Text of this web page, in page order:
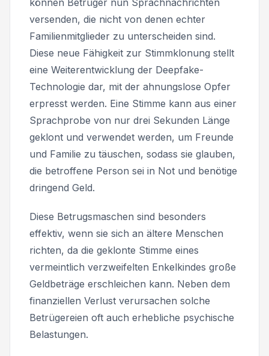
versenden, die nicht von denen echter
Familienmitglieder zu unterscheiden sind.
Diese neue Fähigkeit zur Stimmklonung stellt
eine Weiterentwicklung der Deepfake-
Technologie dar, mit der ahnungslose Opfer
erpresst werden. Eine Stimme kann aus einer
Sprachprobe von nur drei Sekunden Länge
geklont und verwendet werden, um Freunde
und Familie zu täuschen, sodass sie glauben,
die betroffene Person sei in Not und benötige
dringend Geld.
Diese Betrugsmaschen sind besonders
effektiv, wenn sie sich an ältere Menschen
richten, da die geklonte Stimme eines
vermeintlich verzweifelten Enkelkindes große
Geldbeträge erschleichen kann. Neben dem
finanziellen Verlust verursachen solche
Betrügereien oft auch erhebliche psychische
Belastungen.